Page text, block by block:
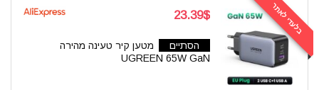
בלעדי לאתר 23.39$
הסתיים
מטען קיר טעינה מהירה
UGREEN 65W GaN